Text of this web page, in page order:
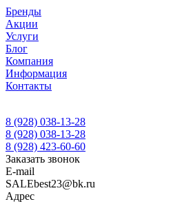
Бренды
Акции
Услуги
Блог
Компания
Информация
Контакты
8 (928) 038-13-28
8 (928) 038-13-28
8 (928) 423-60-60
Заказать звонок
E-mail
SALEbest23@bk.ru
Адрес